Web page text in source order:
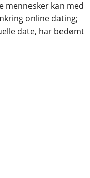
mennesker kan med
online dating;
date, har bedømt